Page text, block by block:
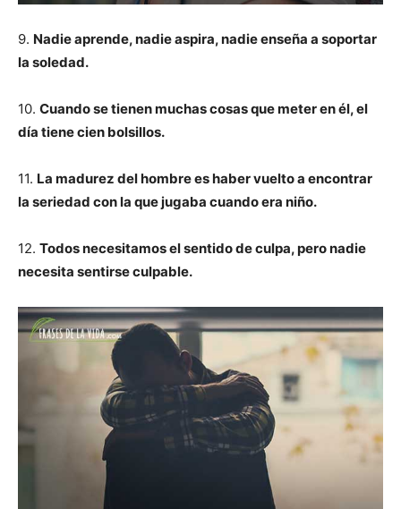
9. Nadie aprende, nadie aspira, nadie enseña a soportar
la soledad.
10. Cuando se tienen muchas cosas que meter en él, el
día tiene cien bolsillos.
11. La madurez del hombre es haber vuelto a encontrar
la seriedad con la que jugaba cuando era niño.
12. Todos necesitamos el sentido de culpa, pero nadie
necesita sentirse culpable.